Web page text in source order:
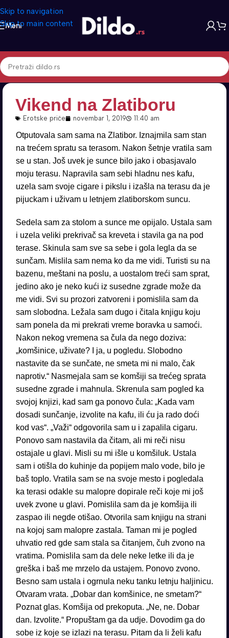
Skip to navigation
Skip to main content
Meni
Vikend na Zlatiboru
Erotske priče novembar 1, 2019 11:40 am
Otputovala sam sama na Zlatibor. Iznajmila sam stan
na trećem spratu sa terasom. Nakon šetnje vratila sam
se u stan. Još uvek je sunce bilo jako i obasjavalo
moju terasu. Napravila sam sebi hladnu nes kafu,
uzela sam svoje cigare i pikslu i izašla na terasu da je
pijuckam i uživam u letnjem zlatiborskom suncu.
Sedela sam za stolom a sunce me opijalo. Ustala sam
i uzela veliki prekrivač sa kreveta i stavila ga na pod
terase. Skinula sam sve sa sebe i gola legla da se
sunčam. Mislila sam nema ko da me vidi. Turisti su na
bazenu, meštani na poslu, a uostalom treći sam sprat,
jedino ako je neko kući iz susedne zgrade može da
me vidi. Svi su prozori zatvoreni i pomislila sam da
sam slobodna. Ležala sam dugo i čitala knjigu koju
sam ponela da mi prekrati vreme boravka u samoći.
Nakon nekog vremena sa čula da nego doziva:
„komšinice, uživate? I ja, u pogledu. Slobodno
nastavite da se sunčate, ne smeta mi ni malo, čak
naprotiv.“ Nasmejala sam se komšiji sa trećeg sprata
susedne zgrade i mahnula. Skrenula sam pogled ka
svojoj knjizi, kad sam ga ponovo čula: „Kada vam
dosadi sunčanje, izvolite na kafu, ili ću ja rado doći
kod vas“. „Važi“ odgovorila sam u i zapalila cigaru.
Ponovo sam nastavila da čitam, ali mi reči nisu
ostajale u glavi. Misli su mi išle u komšiluk. Ustala
sam i otišla do kuhinje da popijem malo vode, bilo je
baš toplo. Vratila sam se na svoje mesto i pogledala
ka terasi odakle su malopre dopirale reči koje mi još
uvek zvone u glavi. Pomislila sam da je komšija ili
zaspao ili negde otišao. Otvorila sam knjigu na strani
na kojoj sam malopre zastala. Taman mi je pogled
uhvatio red gde sam stala sa čitanjem, čuh zvono na
vratima. Pomislila sam da dele neke letke ili da je
greška i baš me mrzelo da ustajem. Ponovo zvono.
Besno sam ustala i ogrnula neku tanku letnju haljinicu.
Otvaram vrata. „Dobar dan komšinice, ne smetam?“
Poznat glas. Komšija od prekoputa. „Ne, ne. Dobar
dan. Izvolite.“ Propuštam ga da udje. Dovodim ga do
sobe iz koje se izlazi na terasu. Pitam da li želi kafu